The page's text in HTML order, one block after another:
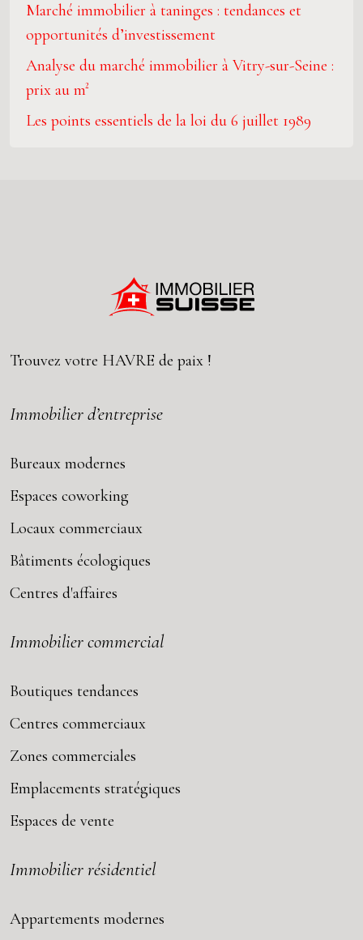
Marché immobilier à taninges : tendances et
opportunités d’investissement
Analyse du marché immobilier à Vitry-sur-Seine :
prix au m²
Les points essentiels de la loi du 6 juillet 1989
Trouvez votre HAVRE de paix !
Immobilier d’entreprise
Bureaux modernes
Espaces coworking
Locaux commerciaux
Bâtiments écologiques
Centres d'affaires
Immobilier commercial
Boutiques tendances
Centres commerciaux
Zones commerciales
Emplacements stratégiques
Espaces de vente
Immobilier résidentiel
Appartements modernes